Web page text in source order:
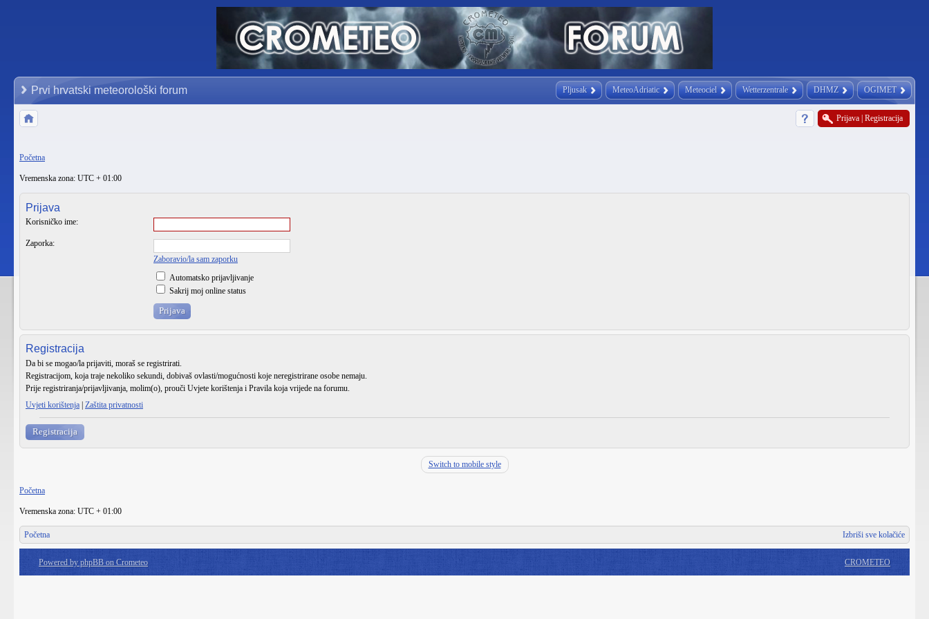
Pljusak MeteoAdriatic Meteociel Wetterzentrale DHMZ OGIMET
Prvi hrvatski meteorološki forum
Prijava Registracija
Početna
Vremenska zona: UTC + 01:00
Prijava
Korisničko ime:
Zaporka:
Zaboravio/la sam zaporku
Automatsko prijavljivanje
Sakrij moj online status
Registracija
Da bi se mogao/la prijaviti, moraš se registrirati.
Registracijom, koja traje nekoliko sekundi, dobivaš ovlasti/mogućnosti koje neregistrirane osobe nemaju.
Prije registriranja/prijavljivanja, molim(o), prouči Uvjete korištenja i Pravila koja vrijede na forumu.
Uvjeti korištenja Zaštita privatnosti
Registracija
Switch to mobile style
Početna
Vremenska zona: UTC + 01:00
Početna Izbriši sve kolačiće
Powered by phpBB on Crometeo CROMETEO